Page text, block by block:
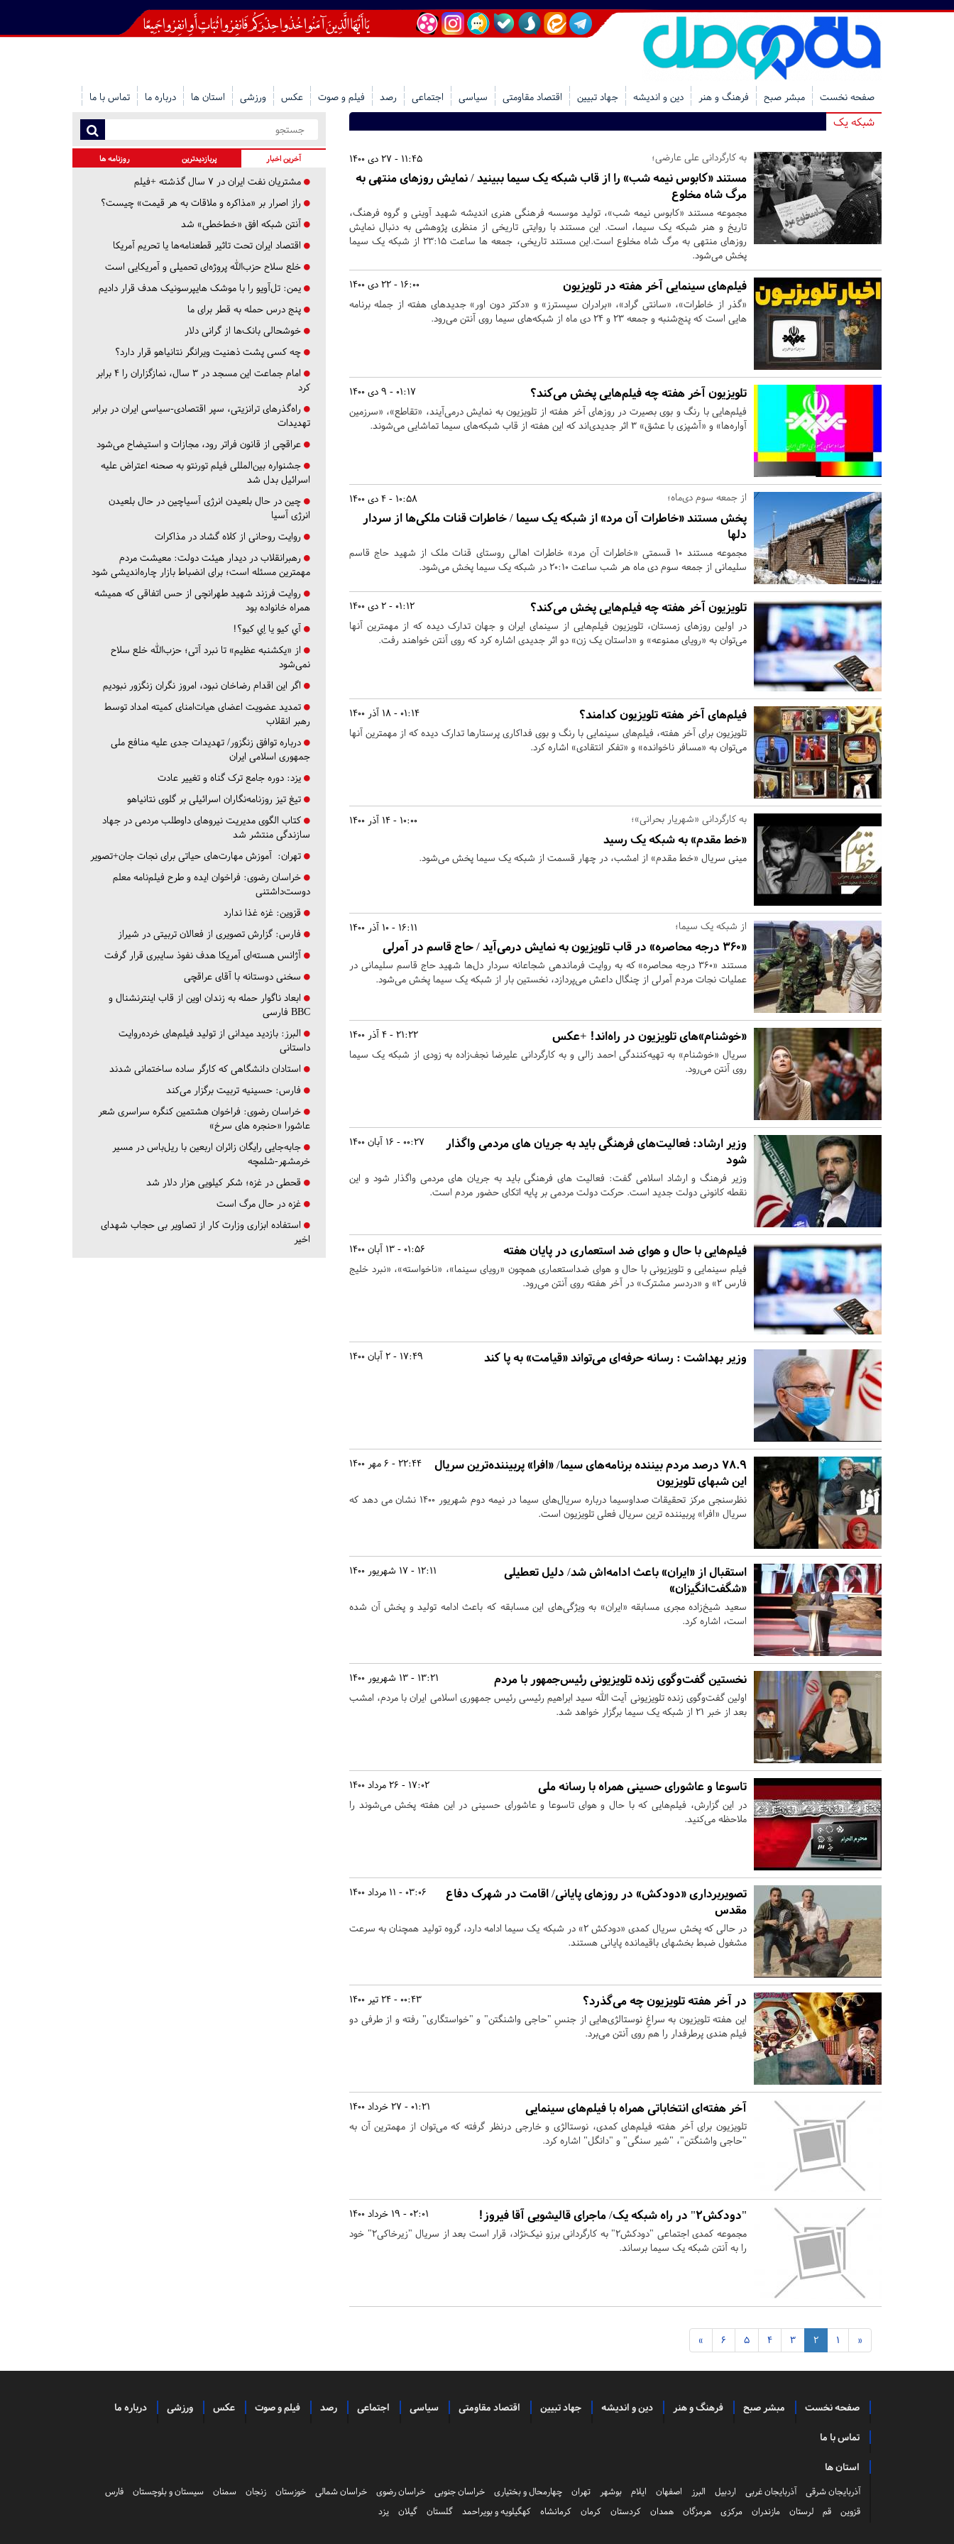
صفحه نخست مبشر صبح فرهنگ و هنر دین و اندیشه جهاد تبیین اقتصاد مقاومتی سیاسی اجتماعی رصد فیلم و صوت عکس ورزشی استان ها درباره ما تماس با ما
شبکه یک
11:45 - 27 دی 1400 به کارگردانی علی عارضی؛
مستند «کابوس نیمه شب» را از قاب شبکه یک سیما ببینید / نمایش روزهای منتهی به
مرگ شاه مخلوع
مجموعه مستند «کابوس نیمه شب»، تولید موسسه فرهنگی هنری اندیشه شهید آوینی و گروه فرهنگ،
تاریخ و هنر شبکه یک سیما، است. این مستند با روایتی تاریخی از منظری پژوهشی به دنبال نمایش
روزهای منتهی به مرگ شاه مخلوع است.این مستند تاریخی، جمعه ها ساعت ۲۳:۱۵ از شبکه یک سیما
پخش می‌شود.
16:00 - 22 دی 1400 فیلم‌های سینمایی آخر هفته در تلویزیون
«گذر از خاطرات»، «سانتی گراد»، «برادران سیسترز» و «دکتر دون اور» جدید‌های هفته از جمله برنامه
هایی است که پنج‌شنبه و جمعه ۲۳ و ۲۴ دی ماه از شبکه‌های سیما روی آنتن می‌رود.
01:17 - 9 دی 1400 تلویزیون آخر هفته چه فیلم‌هایی پخش می‌کند؟
فیلم‌هایی با رنگ و بوی بصیرت در روزهای آخر هفته از تلویزیون به نمایش درمی‌آیند، «تقاطع»، «سرزمین
آواره‌ها» و «آشپزی با عشق» ۳ اثر جدیدی‌اند که این هفته از قاب شبکه‌های سیما تماشایی می‌شوند.
10:58 - 4 دی 1400 از جمعه سوم دی‌ماه؛
پخش مستند «خاطرات آن مرد» از شبکه یک سیما / خاطرات قنات ملکی‌ها از سردار
دلها
مجموعه مستند ۱۰ قسمتی «خاطرات آن مرد» خاطرات اهالی روستای قنات ملک از شهید حاج قاسم
سلیمانی از جمعه سوم دی ماه هر شب ساعت 20:10 در شبکه یک سیما پخش می‌شود.
01:12 - 2 دی 1400 تلویزیون آخر هفته چه فیلم‌هایی پخش می‌کند؟
در اولین روزهای زمستان، تلویزیون فیلم‌هایی از سینمای ایران و جهان تدارک دیده که از مهمترین آنها
می‌توان به «رویای ممنوعه» و «داستان یک زن» دو اثر جدیدی اشاره کرد که روی آنتن خواهند رفت.
01:14 - 18 آذر 1400 فیلم‌های آخر هفته تلویزیون کدامند؟
تلویزیون برای آخر هفته، فیلم‌های سینمایی با رنگ و بوی فداکاری پرستارها تدارک دیده که از مهمترین آنها
می‌توان به «مسافر ناخوانده» و «تفکر انتقادی» اشاره کرد.
10:00 - 14 آذر 1400 به کارگردانی «شهریار بحرانی»؛
«خط مقدم» به شبکه یک رسید
مینی سریال «خط مقدم» از امشب، در چهار قسمت از شبکه یک سیما پخش می‌شود.
16:11 - 10 آذر 1400 از شبکه یک سیما؛
«۳۶۰ درجه محاصره» در قاب تلویزیون به نمایش درمی‌آید / حاج قاسم در آمرلی
مستند «۳۶۰ درجه محاصره» که به روایت فرماندهی شجاعانه سردار دل‌ها شهید حاج قاسم سلیمانی در
عملیات نجات مردم آمرلی از چنگال داعش می‌پردازد، نخستین بار از شبکه یک سیما پخش می‌شود.
21:22 - 4 آذر 1400 «خوشنام»های تلویزیون در راه‌اند! +عکس
سریال «خوشنام» به تهیه‌کنندگی احمد زالی و به کارگردانی علیرضا نجف‌زاده به زودی از شبکه یک سیما
روی آنتن می‌رود.
00:27 - 16 آبان 1400
وزیر ارشاد: فعالیت‌های فرهنگی باید به جریان های مردمی واگذار
شود
وزیر فرهنگ و ارشاد اسلامی گفت: فعالیت های فرهنگی باید به جریان های مردمی واگذار شود و این
نقطه کانونی دولت جدید است. حرکت دولت مردمی بر پایه اتکای حضور مردم است.
01:56 - 13 آبان 1400 فیلم‌هایی با حال و هوای ضد استعماری در پایان هفته
فیلم سینمایی و تلویزیونی با حال و هوای ضداستعماری همچون «رویای سینما»، «ناخواسته»، «نبرد خلیج
فارس ۲» و «دردسر مشترک» در آخر هفته روی آنتن می‌رود.
17:49 - 2 آبان 1400 وزیر بهداشت : رسانه حرفه‌ای می‌تواند «قیامت» به پا کند
22:44 - 6 مهر 1400
۷۸.۹ درصد مردم بیننده برنامه‌های سیما/ «افرا» پربیننده‌ترین سریال
این شبهای تلویزیون
نظرسنجی مرکز تحقیقات صداوسیما درباره سریال‌های سیما در نیمه دوم شهریور ۱۴۰۰ نشان می دهد که
سریال «افرا» پربیننده ترین سریال فعلی تلویزیون است.
12:11 - 17 شهریور 1400
استقبال از «ایران» باعث ادامه‌اش شد/ دلیل تعطیلی
«شگفت‌انگیزان»
سعید شیخ‌زاده مجری مسابقه «ایران» به ویژگی‌های این مسابقه که باعث ادامه تولید و پخش آن شده
است، اشاره کرد.
13:21 - 13 شهریور 1400 نخستین گفت‌وگوی زنده تلویزیونی رئیس‌جمهور با مردم
اولین گفت‌وگوی زنده تلویزیونی آیت الله سید ابراهیم رئیسی رئیس جمهوری اسلامی ایران با مردم، امشب
بعد از خبر ۲۱ از شبکه یک سیما برگزار خواهد شد.
17:02 - 26 مرداد 1400 تاسوعا و عاشورای حسینی همراه با رسانه ملی
در این گزارش، فیلم‌هایی که با حال و هوای تاسوعا و عاشورای حسینی در این هفته پخش می‌شوند را
ملاحظه می‌کنید.
03:06 - 11 مرداد 1400
تصویربرداری «دودکش» در روزهای پایانی/ اقامت در شهرک دفاع
مقدس
در حالی که پخش سریال کمدی «دودکش ۲» در شبکه یک سیما ادامه دارد، گروه تولید همچنان به سرعت
مشغول ضبط بخشهای باقیمانده پایانی هستند.
00:43 - 24 تیر 1400 در آخر هفته تلویزیون چه می‌گذرد؟
این هفته تلویزیون به سراغِ نوستالژی‌هایی از جنسِ "حاجی واشنگتن" و "خواستگاری" رفته و از طرفی دو
فیلم هندی پرطرفدار را هم روی آنتن می‌برد.
01:21 - 27 خرداد 1400 آخر هفته‌ای انتخاباتی همراه با فیلم‌های سینمایی
تلویزیون برای آخر هفته فیلم‌های کمدی، نوستالژی و خارجی درنظر گرفته که می‌توان از مهمترین آن‌ به
"حاجی واشنگتن"، "شیر سنگی" و "دانگل" اشاره کرد.
02:01 - 19 خرداد 1400 "دودکش۲" در راه شبکه یک/ ماجرای قالیشویی آقا فیروز!
مجموعه کمدی اجتماعی "دودکش۲" به کارگردانی برزو نیک‌نژاد، قرار است بعد از سریال "زیرخاکی۲" خود
را به آنتن شبکه یک سیما برساند.
«
1
2
3
4
5
6
»
آخرین اخبار پربازدیدترین روزنامه ها
مشتریان نفت ایران در ۷ سال گذشته +فیلم
راز اصرار بر «مذاکره و ملاقات به هر قیمت» چیست؟
آنتن شبکه افق «خط‌خطی» شد
اقتصاد ایران تحت تاثیر قطعنامه‌ها یا تحریم‌ آمریکا
خلع سلاح حزب‌الله پروژه‌ای تحمیلی و آمریکایی است
یمن: تل‌آویو را با موشک هایپرسونیک هدف قرار دادیم
پنج درس‌ حمله به قطر برای ما
خوشحالی بانک‌ها از گرانی دلار
چه کسی پشت ذهنیت ویرانگر نتانیاهو قرار دارد؟
امام جماعت این مسجد در ۳ سال، نمازگزاران را ۴ برابر
کرد
راه‌گذرهای ترانزیتی، سپر اقتصادی-سیاسی ایران در برابر
تهدیدات
عراقچی از قانون فراتر رود، مجازات و استیضاح می‌شود
جشنواره بین‌المللی فیلم تورنتو به صحنه اعتراض علیه
اسرائیل بدل شد
چین در حال بلعیدن انرژی آسیاچین در حال بلعیدن
انرژی آسیا
روایت روحانی از کلاه گشاد در مذاکرات
رهبرانقلاب در دیدار هیئت دولت: معیشت مردم
مهمترین مسئله است؛ برای انضباط بازار چاره‌اندیشی شود
روایت فرزند شهید طهرانچی از حس اتفاقی که همیشه
همراه خانواده بود
آي كيو يا اِي كيو؟!
از «یکشنبه عظیم» تا نبرد آتی؛ حزب‌الله خلع سلاح
نمی‌شود
اگر این اقدام رضاخان نبود، امروز نگران زنگزور نبودیم
تمدید عضویت اعضای هیات‌امنای کمیته امداد توسط
رهبر انقلاب
درباره توافق زنگزور/ تهدیدات جدی علیه منافع ملی
جمهوری اسلامی ایران
یزد: دوره جامع ترک گناه و تغییر عادت
تیغ تیز روزنامه‌نگاران اسرائیلی بر گلوی نتانیاهو
کتاب الگوی مدیریت نیروهای داوطلب مردمی در جهاد
سازندگی منتشر شد
تهران: آموزش مهارت‌های حیاتی برای نجات جان+تصویر
خراسان رضوی: فراخوان ایده و طرح فیلم‌نامه معلم
دوست‌داشتنی
قزوین: غزه غذا ندارد
فارس: گزارش تصویری از فعالان تربیتی در شیراز
آژانس هسته‌ای آمریکا هدف نفوذ سایبری قرار گرفت
سخنی دوستانه با آقای عراقچی
ابعاد ناگوار حمله به زندان اوین از قاب اینترنشنال و
BBC فارسی
البرز: بازدید میدانی از تولید فیلم‌های خرده‌روایت
داستانی
استادان دانشگاهی که کارگر ساده ساختمانی شدند
فارس: حسینیه تربیت برگزار می‌کند
خراسان رضوی: فراخوان هشتمین کنگره سراسری شعر
عاشورا «حنجره های سرخ»
جابه‌جایی رایگان زائران اربعین با ریل‌باس در مسیر
خرمشهر-شلمچه
قحطی در غزه؛ شکر کیلویی هزار دلار شد
غزه در حال مرگ است
استفاده ابزاری وزارت کار از تصاویر بی حجاب شهدای
اخیر
صفحه نخست مبشر صبح فرهنگ و هنر دین و اندیشه جهاد تبیین اقتصاد مقاومتی سیاسی اجتماعی رصد فیلم و صوت عکس ورزشی درباره ما
تماس با ما
استان ها
آذربایجان شرقی آذربایجان غربی اردبیل البرز اصفهان ایلام بوشهر تهران چهارمحال و بختیاری خراسان جنوبی خراسان رضوی خراسان شمالی خوزستان زنجان سمنان سیستان و بلوچستان
فارس
قزوین
قم لرستان مازندران مرکزی هرمزگان همدان کردستان کرمان کرمانشاه کهگیلویه و بویراحمد گلستان گیلان یزد